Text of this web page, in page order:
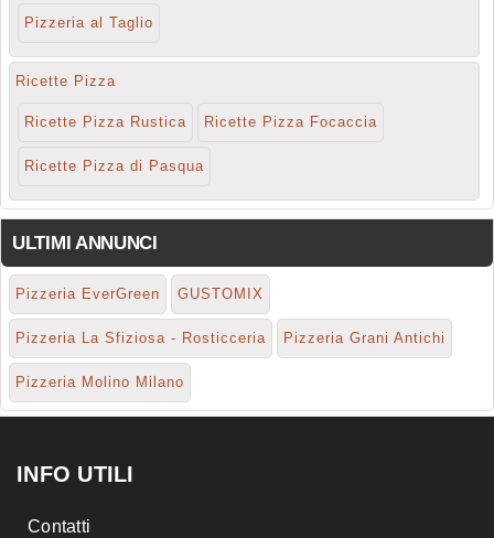
Pizzeria al Taglio
Ricette Pizza
Ricette Pizza Rustica Ricette Pizza Focaccia
Ricette Pizza di Pasqua
ULTIMI ANNUNCI
Pizzeria EverGreen GUSTOMIX
Pizzeria La Sfiziosa - Rosticceria Pizzeria Grani Antichi
Pizzeria Molino Milano
INFO UTILI
Contatti